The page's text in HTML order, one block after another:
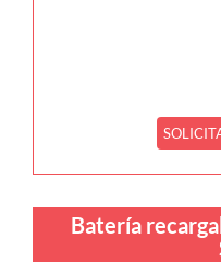
Batería